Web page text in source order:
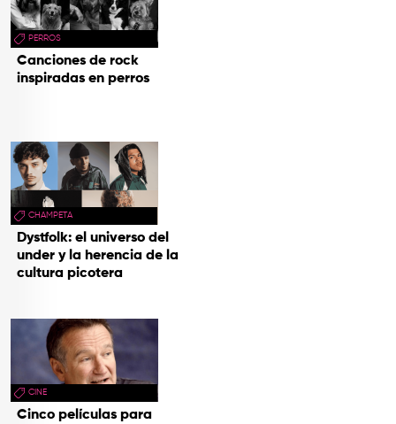
PERROS
Canciones de rock
inspiradas en perros
CHAMPETA
Dystfolk: el universo del
under y la herencia de la
cultura picotera
CINE
Cinco películas para